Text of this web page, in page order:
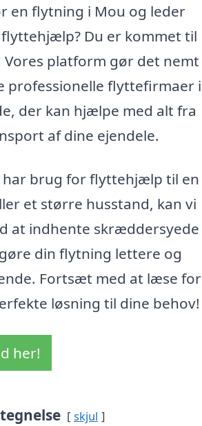
en flytning i Mou og leder
Du er kommet til
platform gør det nemt
professionelle flyttefirmaer i
der kan hjælpe med alt fra
af dine ejendele.
har brug for flyttehjælp til en
et større husstand, kan vi
at indhente skræddersyede
din flytning lettere og
Fortsæt med at læse for
løsning til dine behov!
her!
skjul